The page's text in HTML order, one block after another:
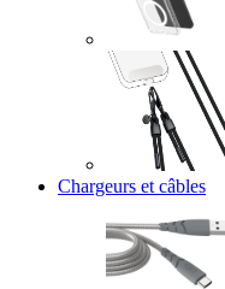
Chargeurs et câbles